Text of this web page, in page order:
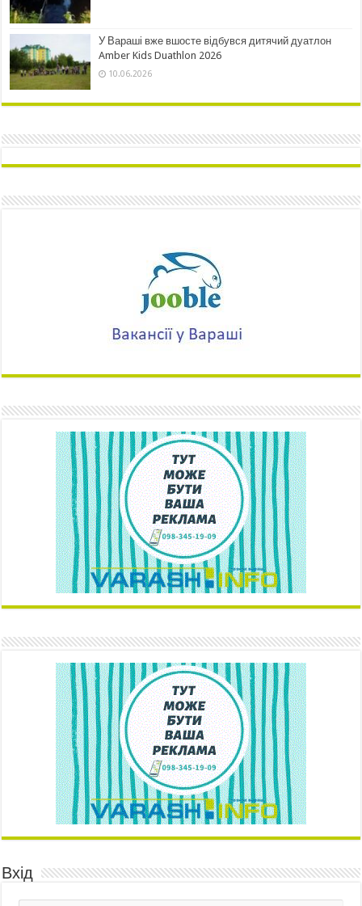
У Вараші вже вшосте відбувся дитячий дуатлон
Amber Kids Duathlon 2026
10.06.2026
Вхід